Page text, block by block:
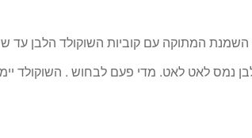
נמס לאט לאט. מדי פעם לבחוש . השוקולד